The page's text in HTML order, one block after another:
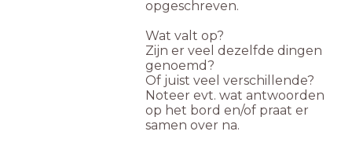
opgeschreven.
Wat valt op?
Zijn er veel dezelfde dingen
genoemd?
Of juist veel verschillende?
Noteer evt. wat antwoorden
op het bord en/of praat er
samen over na.